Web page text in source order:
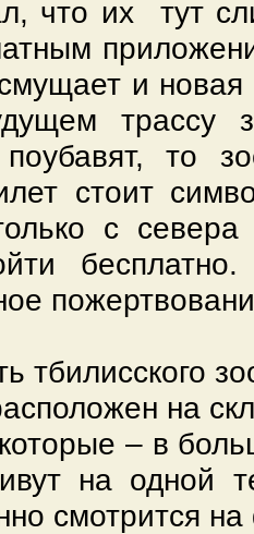
что их тут
и
трассу
поубавят, то
стоит
с
тбилисского
на
– в
на одной
смотрится